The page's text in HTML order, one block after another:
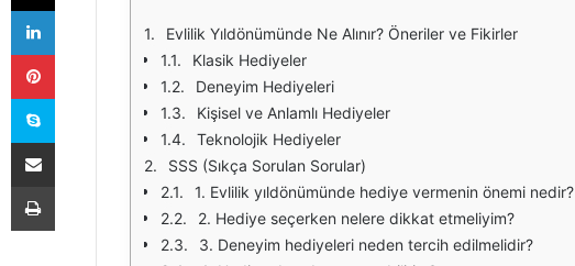
Evlilik Yıldönümünde Ne Alınır? Öneriler ve Fikirler
Klasik Hediyeler
Deneyim Hediyeleri
Kişisel ve Anlamlı Hediyeler
Teknolojik Hediyeler
SSS (Sıkça Sorulan Sorular)
1. Evlilik yıldönümünde hediye vermenin önemi nedir?
2. Hediye seçerken nelere dikkat etmeliyim?
3. Deneyim hediyeleri neden tercih edilmelidir?
LinkedIn
Pinterest
Skype
E-Posta ile paylaş